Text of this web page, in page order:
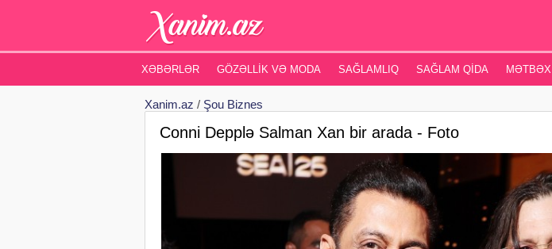
XƏBƏRLƏR GÖZƏLLIK VƏ MODA SAĞLAMLIQ SAĞLAM QIDA MƏTBƏX
Xanim.az / Şou Biznes
Conni Depplə Salman Xan bir arada - Foto